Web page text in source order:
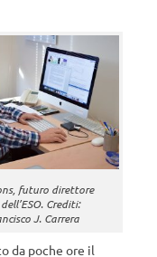
futuro direttore
Crediti:
J. Carrera
da poche ore il